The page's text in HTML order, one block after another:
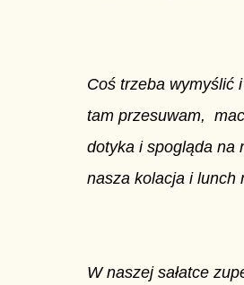
Coś trzeba wymyślić
tam przesuwam,
dotyka i spogląda na
nasza kolacja i lunch
W naszej sałatce